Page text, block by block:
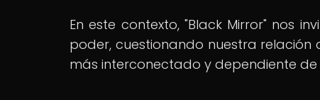
En este contexto, "Black Mirror" nos
poder, cuestionando nuestra
más interconectado y dependiente